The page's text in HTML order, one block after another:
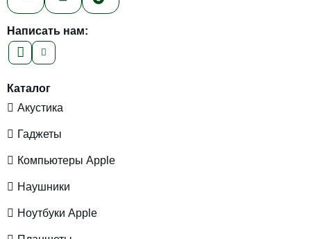
Написать нам:
Каталог
Акустика
Гаджеты
Компьютеры Apple
Наушники
Ноутбуки Apple